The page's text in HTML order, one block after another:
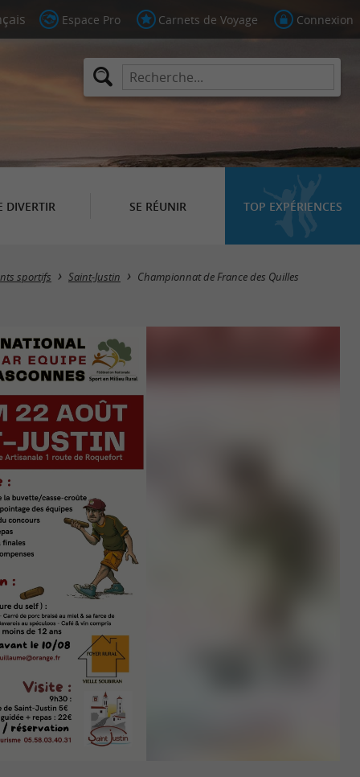
Espace Pro Carnets de Voyage Connexion
DIVERTIR SE RÉUNIR TOP EXPÉRIENCES
sportifs Saint-Justin Championnat de France des Quilles